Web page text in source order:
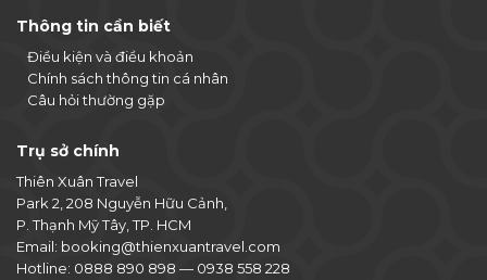
Thông tin cần biết
Điều kiện và điều khoản
Chính sách thông tin cá nhân
Câu hỏi thường gặp
Trụ sở chính
Thiên Xuân Travel
Park 2, 208 Nguyễn Hữu Cảnh,
P. Thạnh Mỹ Tây, TP. HCM
Email: booking@thienxuantravel.com
Hotline: 0888 890 898 — 0938 558 228